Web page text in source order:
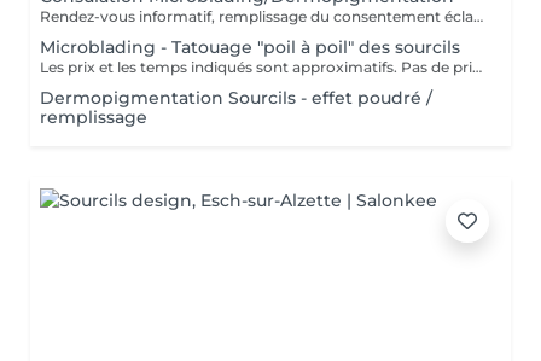
Rendez-vous informatif, remplissage du consentement éclairé pour la réalisation d'un acte de tatouage. Évaluation du tatouage à réaliser, choix de la technique la mieux adaptée. La consultation est considérée comme un acompte si prise de rendez-vous pour le tatouage endéans les 15 jours.
Microblading - Tatouage "poil à poil" des sourcils
Les prix et les temps indiqués sont approximatifs. Pas de prise de rendez-vous sans consultation préalable. Réservable en ligne ou par téléphone.
Dermopigmentation Sourcils - effet poudré /
remplissage